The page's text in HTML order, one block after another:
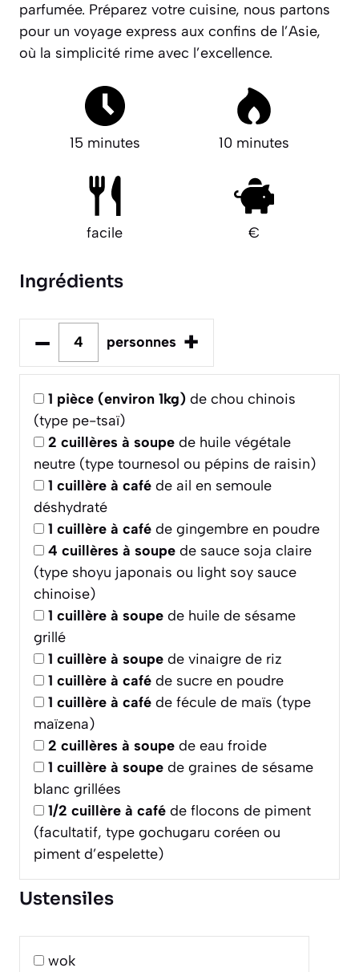
parfumée. Préparez votre cuisine, nous partons
pour un voyage express aux confins de l’Asie,
où la simplicité rime avec l’excellence.
15 minutes 10 minutes
facile €
Ingrédients
– personnes +
1 pièce (environ 1kg) de chou chinois
(type pe-tsaï)
2 cuillères à soupe de huile végétale
neutre (type tournesol ou pépins de raisin)
1 cuillère à café de ail en semoule
déshydraté
1 cuillère à café de gingembre en poudre
4 cuillères à soupe de sauce soja claire
(type shoyu japonais ou light soy sauce
chinoise)
1 cuillère à soupe de huile de sésame
grillé
1 cuillère à soupe de vinaigre de riz
1 cuillère à café de sucre en poudre
1 cuillère à café de fécule de maïs (type
maïzena)
2 cuillères à soupe de eau froide
1 cuillère à soupe de graines de sésame
blanc grillées
1/2 cuillère à café de flocons de piment
(facultatif, type gochugaru coréen ou
piment d’espelette)
Ustensiles
wok